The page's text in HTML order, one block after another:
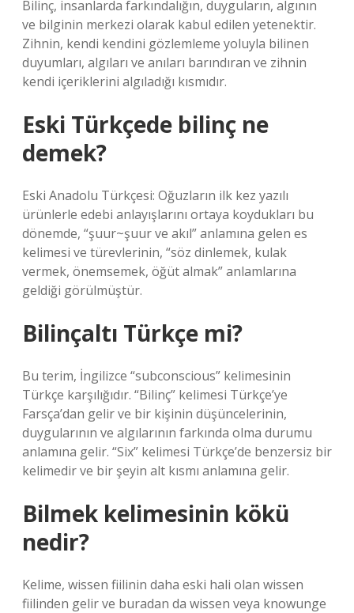
Bilinç, insanlarda farkındalığın, duyguların, algının
ve bilginin merkezi olarak kabul edilen yetenektir.
Zihnin, kendi kendini gözlemleme yoluyla bilinen
duyumları, algıları ve anıları barındıran ve zihnin
kendi içeriklerini algıladığı kısmıdır.
Eski Türkçede bilinç ne
demek?
Eski Anadolu Türkçesi: Oğuzların ilk kez yazılı
ürünlerle edebi anlayışlarını ortaya koydukları bu
dönemde, “şuur~şuur ve akıl” anlamına gelen es
kelimesi ve türevlerinin, “söz dinlemek, kulak
vermek, önemsemek, öğüt almak” anlamlarına
geldiği görülmüştür.
Bilinçaltı Türkçe mi?
Bu terim, İngilizce “subconscious” kelimesinin
Türkçe karşılığıdır. “Bilinç” kelimesi Türkçe’ye
Farsça’dan gelir ve bir kişinin düşüncelerinin,
duygularının ve algılarının farkında olma durumu
anlamına gelir. “Six” kelimesi Türkçe’de benzersiz bir
kelimedir ve bir şeyin alt kısmı anlamına gelir.
Bilmek kelimesinin kökü
nedir?
Kelime, wissen fiilinin daha eski hali olan wissen
fiilinden gelir ve buradan da wissen veya knowunge